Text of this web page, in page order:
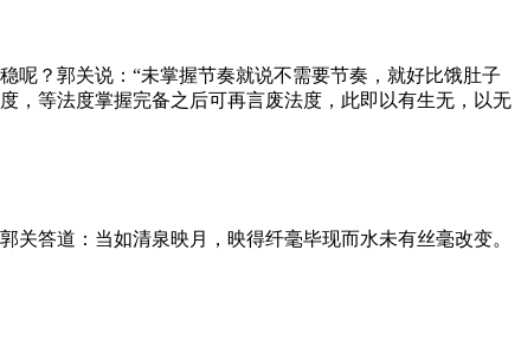
呢？郭关说：“未掌握节奏就说不需要节奏，就好比饿肚子
，等法度掌握完备之后可再言废法度，此即以有生无，以无
答道：当如清泉映月，映得纤毫毕现而水未有丝毫改变。